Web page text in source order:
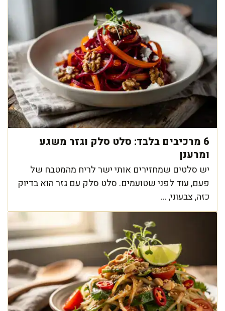
6 מרכיבים בלבד: סלט סלק וגזר משגע
ומרענן
יש סלטים שמחזירים אותי ישר לריח מהמטבח של
פעם, עוד לפני שטועמים. סלט סלק עם גזר הוא בדיוק
כזה, צבעוני, ...